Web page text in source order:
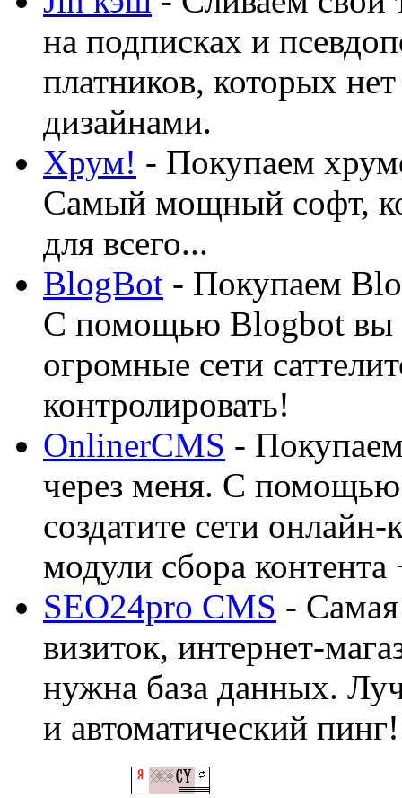
на подписках и
платников, которых
дизайнами.
Хрум! - Покупаем
Самый мощный софт,
для всего...
BlogBot - Покупаем
С помощью Blogbot вы
огромные сети
контролировать!
OnlinerCMS -
через меня. С помощью
создатите сети
модули сбора
SEO24pro CMS -
визиток, интернет-
нужна база данных.
и автоматический пинг!